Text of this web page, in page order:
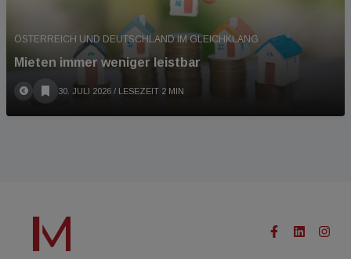
ÖSTERREICH UND DEUTSCHLAND IM GLEICHKLANG
Mieten immer weniger leistbar
30. JULI 2026 / LESEZEIT 2 MIN